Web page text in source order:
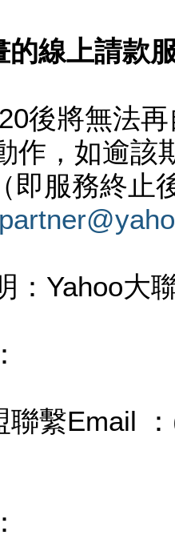
的線上請款
後將無法
作，如逾該
即服務終止
：Yahoo大
聯繫Email